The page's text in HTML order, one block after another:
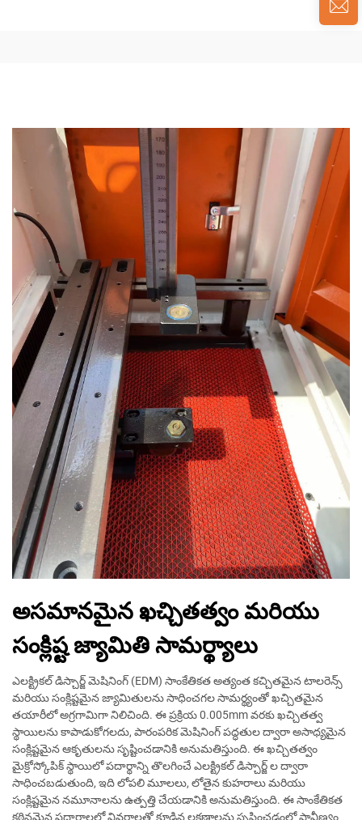
అసమానమైన ఖచ్చితత్వం మరియు
సంక్లిష్ట జ్యామితి సామర్థ్యాలు
ఎలక్ట్రికల్ డిస్చార్జ్ మెషినింగ్ (EDM) సాంకేతికత అత్యంత కచ్చితమైన టాలరెన్స్
మరియు సంక్లిష్టమైన జ్యామితులను సాధించగల సామర్థ్యంతో ఖచ్చితమైన
తయారీలో అగ్రగామిగా నిలిచింది. ఈ ప్రక్రియ 0.005mm వరకు ఖచ్చితత్వ
స్థాయిలను కాపాడుకోగలదు, పారంపరిక మెషినింగ్ పద్ధతుల ద్వారా అసాధ్యమైన
సంక్లిష్టమైన ఆకృతులను సృష్టించడానికి అనుమతిస్తుంది. ఈ ఖచ్చితత్వం
మైక్రోస్కోపిక్ స్థాయిలో పదార్థాన్ని తొలగించే ఎలక్ట్రికల్ డిస్చార్జ్ ల ద్వారా
సాధించబడుతుంది, ఇది లోపలి మూలలు, లోతైన కుహరాలు మరియు
సంక్లిష్టమైన నమూనాలను ఉత్పత్తి చేయడానికి అనుమతిస్తుంది. ఈ సాంకేతికత
కఠినమైన పదార్థాలలో వివరాలతో కూడిన లక్షణాలను సృష్టించడంలో ప్రావీణ్యం